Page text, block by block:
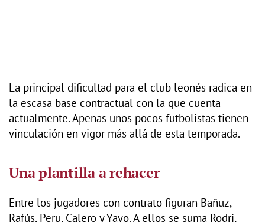
La principal dificultad para el club leonés radica en
la escasa base contractual con la que cuenta
actualmente. Apenas unos pocos futbolistas tienen
vinculación en vigor más allá de esta temporada.
Una plantilla a rehacer
Entre los jugadores con contrato figuran Bañuz,
Rafús, Peru, Calero y Yayo. A ellos se suma Rodri,